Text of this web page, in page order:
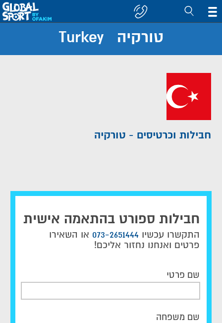
קבוצה/יעד
טורקיה Turkey
חבילות וכרטיסים - טורקיה
חבילות ספורט בהתאמה אישית
התקשרו עכשיו 073-2651444 או השאירו
פרטים ואנחנו נחזור אליכם!
שם פרטי
שם משפחה